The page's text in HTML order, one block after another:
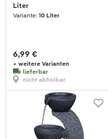
Liter
Variante: 10 Liter
6,99 €
+ weitere Varianten
lieferbar
nicht abholbar